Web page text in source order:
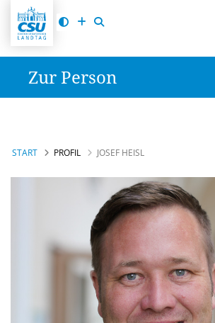
Zur Person
START PROFIL JOSEF HEISL